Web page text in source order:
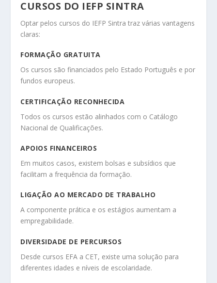
CURSOS DO IEFP SINTRA
Optar pelos cursos do IEFP Sintra traz várias vantagens
claras:
FORMAÇÃO GRATUITA
Os cursos são financiados pelo Estado Português e por
fundos europeus.
CERTIFICAÇÃO RECONHECIDA
Todos os cursos estão alinhados com o Catálogo
Nacional de Qualificações.
APOIOS FINANCEIROS
Em muitos casos, existem bolsas e subsídios que
facilitam a frequência da formação.
LIGAÇÃO AO MERCADO DE TRABALHO
A componente prática e os estágios aumentam a
empregabilidade.
DIVERSIDADE DE PERCURSOS
Desde cursos EFA a CET, existe uma solução para
diferentes idades e níveis de escolaridade.